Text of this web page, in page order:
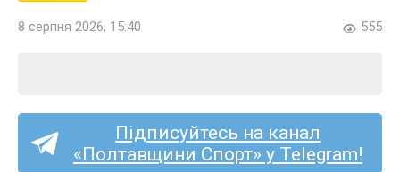
8 серпня 2026, 15:40 555
Підписуйтесь на канал
«Полтавщини Спорт» у Telegram!